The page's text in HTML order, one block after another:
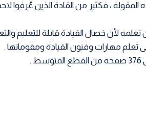
المقولة ، فكثير من القادة الذين عُرفوا
لأن خصال القيادة قابلة للتعليم
مهارات وفنون القيادة ومقوماتها .
.